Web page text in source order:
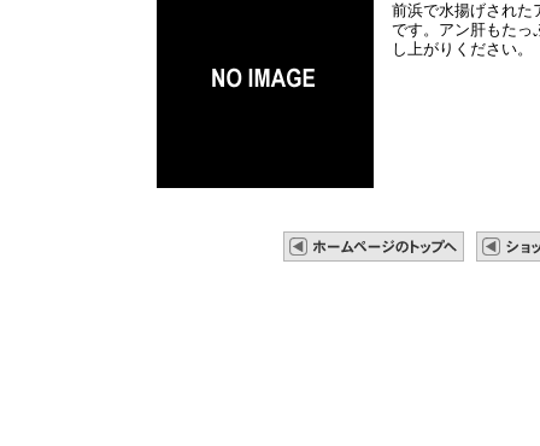
前浜で水揚げされた
です。アン肝もたっ
し上がりください。